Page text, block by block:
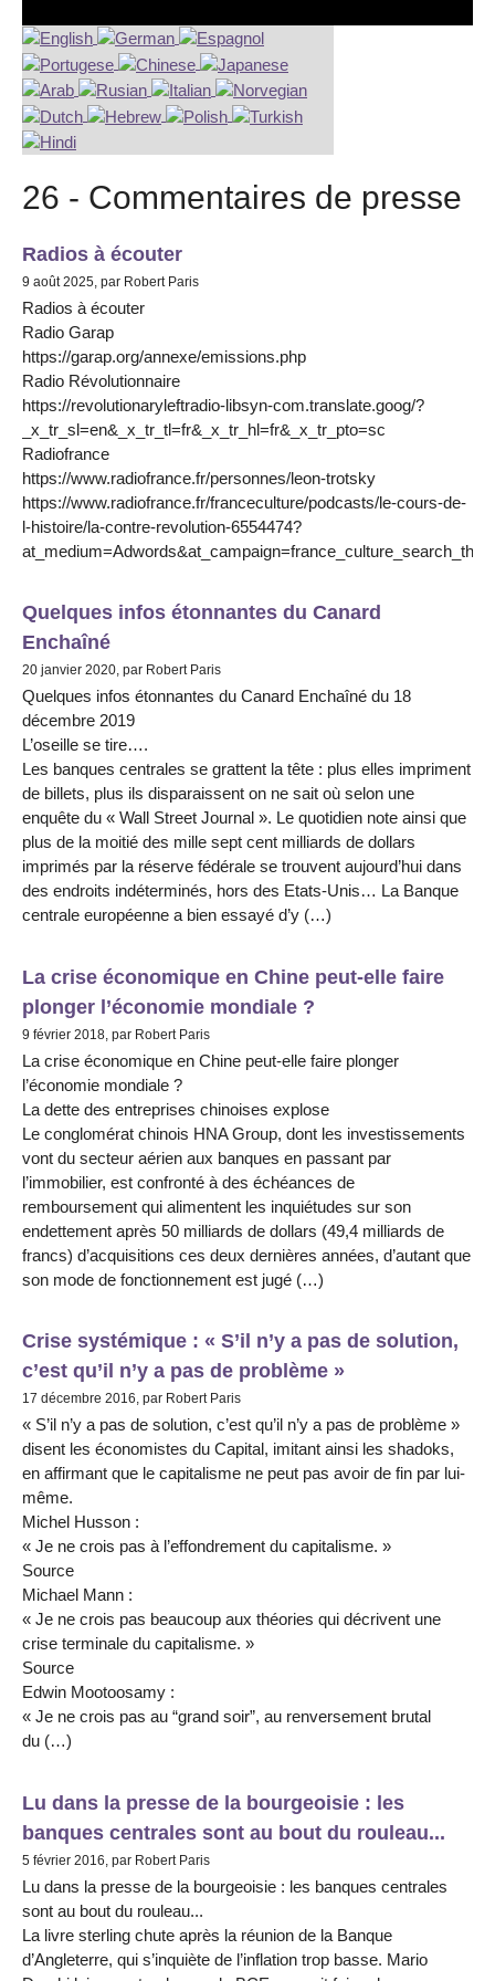
26 - Commentaires de presse
Radios à écouter
9 août 2025, par Robert Paris
Radios à écouter
Radio Garap
https://garap.org/annexe/emissions.php
Radio Révolutionnaire
https://revolutionaryleftradio-libsyn-com.translate.goog/?
_x_tr_sl=en&_x_tr_tl=fr&_x_tr_hl=fr&_x_tr_pto=sc
Radiofrance
https://www.radiofrance.fr/personnes/leon-trotsky
https://www.radiofrance.fr/franceculture/podcasts/le-cours-de-
l-histoire/la-contre-revolution-6554474?
Quelques infos étonnantes du Canard
Enchaîné
20 janvier 2020, par Robert Paris
Quelques infos étonnantes du Canard Enchaîné du 18
décembre 2019
L’oseille se tire….
Les banques centrales se grattent la tête : plus elles impriment
de billets, plus ils disparaissent on ne sait où selon une
enquête du « Wall Street Journal ». Le quotidien note ainsi que
plus de la moitié des mille sept cent milliards de dollars
imprimés par la réserve fédérale se trouvent aujourd’hui dans
des endroits indéterminés, hors des Etats-Unis… La Banque
centrale européenne a bien essayé d’y (…)
La crise économique en Chine peut-elle faire
plonger l’économie mondiale ?
9 février 2018, par Robert Paris
La crise économique en Chine peut-elle faire plonger
l’économie mondiale ?
La dette des entreprises chinoises explose
Le conglomérat chinois HNA Group, dont les investissements
vont du secteur aérien aux banques en passant par
l’immobilier, est confronté à des échéances de
remboursement qui alimentent les inquiétudes sur son
endettement après 50 milliards de dollars (49,4 milliards de
francs) d’acquisitions ces deux dernières années, d’autant que
son mode de fonctionnement est jugé (…)
Crise systémique : « S’il n’y a pas de solution,
c’est qu’il n’y a pas de problème »
17 décembre 2016, par Robert Paris
« S’il n’y a pas de solution, c’est qu’il n’y a pas de problème »
disent les économistes du Capital, imitant ainsi les shadoks,
en affirmant que le capitalisme ne peut pas avoir de fin par lui-
même.
Michel Husson :
« Je ne crois pas à l’effondrement du capitalisme. »
Source
Michael Mann :
« Je ne crois pas beaucoup aux théories qui décrivent une
crise terminale du capitalisme. »
Source
Edwin Mootoosamy :
« Je ne crois pas au “grand soir”, au renversement brutal
du (…)
Lu dans la presse de la bourgeoisie : les
banques centrales sont au bout du rouleau...
5 février 2016, par Robert Paris
Lu dans la presse de la bourgeoisie : les banques centrales
sont au bout du rouleau...
La livre sterling chute après la réunion de la Banque
d’Angleterre, qui s’inquiète de l’inflation trop basse. Mario